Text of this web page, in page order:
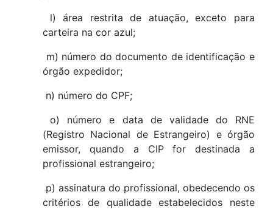
l) área restrita de atuação, exceto para
carteira na cor azul;
m) número do documento de identificação e
órgão expedidor;
n) número do CPF;
o) número e data de validade do RNE
(Registro Nacional de Estrangeiro) e órgão
emissor, quando a CIP for destinada a
profissional estrangeiro;
p) assinatura do profissional, obedecendo os
critérios de qualidade estabelecidos neste